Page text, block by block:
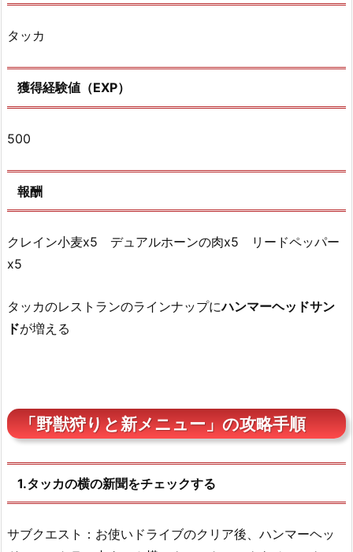
タッカ
獲得経験値（EXP）
500
報酬
クレイン小麦x5 デュアルホーンの肉x5 リードペッパー
x5
タッカのレストランのラインナップにハンマーヘッドサン
ドが増える
「野獣狩りと新メニュー」の攻略手順
1.タッカの横の新聞をチェックする
サブクエスト：お使いドライブのクリア後、ハンマーヘッ